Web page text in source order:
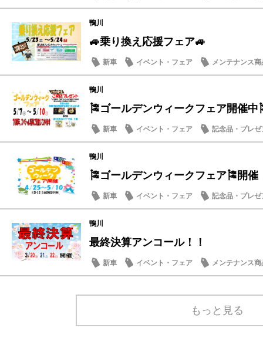
鴨川
🚙乗り換え応援フェア🚙
新車 イベント・フェア メンテナンス商
鴨川
🎏ゴールデンウィークフェア開催中
新車 イベント・フェア
記念品・プレゼ
メンテナンス商品
鴨川
🎏ゴールデンウィークフェア🎏開催
新車 イベント・フェア
記念品・プレゼ
営業日・店休日
鴨川
最終決算アンコール！！
新車 イベント・フェア メンテナンス商
もっと見る